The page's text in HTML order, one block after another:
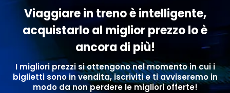
Viaggiare in treno è intelligente,
acquistarlo al miglior prezzo lo è
ancora di più!
I migliori prezzi si ottengono nel momento in cui i
biglietti sono in vendita, iscriviti e ti avviseremo in
modo da non perdere le migliori offerte!